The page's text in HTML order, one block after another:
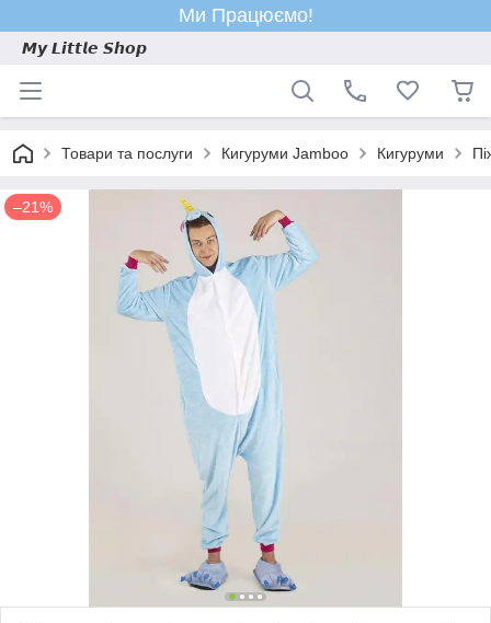
Ми Працюємо!
𝙈𝙮 𝙇𝙞𝙩𝙩𝙡𝙚 𝙎𝙝𝙤𝙥
Товари та послуги Кигуруми Jamboo Кигуруми
–21%